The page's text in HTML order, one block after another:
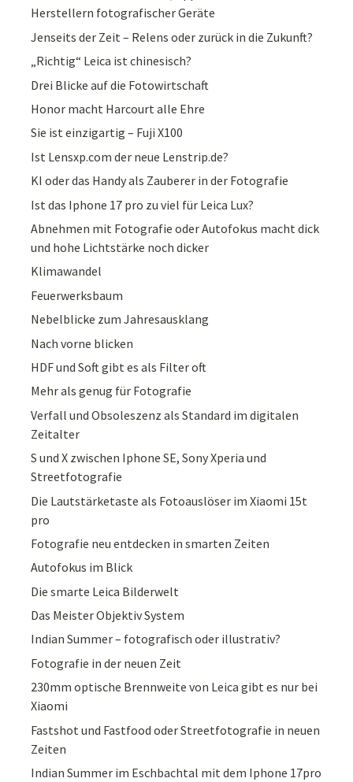
Herstellern fotografischer Geräte
Jenseits der Zeit – Relens oder zurück in die Zukunft?
„Richtig“ Leica ist chinesisch?
Drei Blicke auf die Fotowirtschaft
Honor macht Harcourt alle Ehre
Sie ist einzigartig – Fuji X100
Ist Lensxp.com der neue Lenstrip.de?
KI oder das Handy als Zauberer in der Fotografie
Ist das Iphone 17 pro zu viel für Leica Lux?
Abnehmen mit Fotografie oder Autofokus macht dick
und hohe Lichtstärke noch dicker
Klimawandel
Feuerwerksbaum
Nebelblicke zum Jahresausklang
Nach vorne blicken
HDF und Soft gibt es als Filter oft
Mehr als genug für Fotografie
Verfall und Obsoleszenz als Standard im digitalen
Zeitalter
S und X zwischen Iphone SE, Sony Xperia und
Streetfotografie
Die Lautstärketaste als Fotoauslöser im Xiaomi 15t
pro
Fotografie neu entdecken in smarten Zeiten
Autofokus im Blick
Die smarte Leica Bilderwelt
Das Meister Objektiv System
Indian Summer – fotografisch oder illustrativ?
Fotografie in der neuen Zeit
230mm optische Brennweite von Leica gibt es nur bei
Xiaomi
Fastshot und Fastfood oder Streetfotografie in neuen
Zeiten
Indian Summer im Eschbachtal mit dem Iphone 17pro